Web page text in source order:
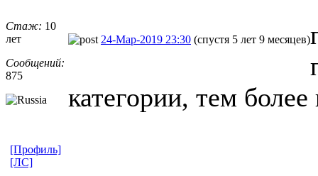
Стаж: 10
лет
Сообщений:
875
24-Мар-2019 23:30 (спустя 5 лет 9 месяцев)
категории, тем
[Профиль]
[ЛС]